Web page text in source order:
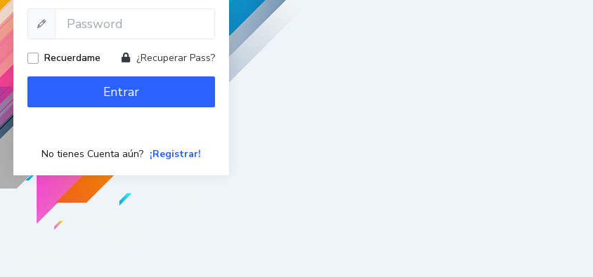
Recuerdame ¿Recuperar Pass?
Entrar
No tienes Cuenta aún? ¡Registrar!